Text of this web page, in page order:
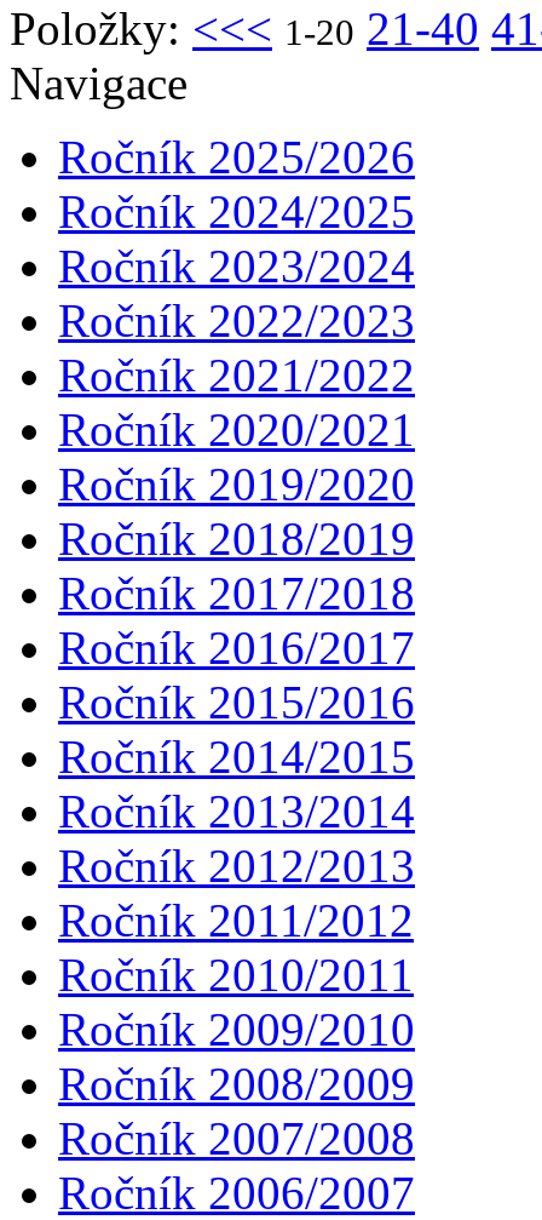
Položky: <<< 1-20 21-40
Navigace
Ročník 2025/2026
Ročník 2024/2025
Ročník 2023/2024
Ročník 2022/2023
Ročník 2021/2022
Ročník 2020/2021
Ročník 2019/2020
Ročník 2018/2019
Ročník 2017/2018
Ročník 2016/2017
Ročník 2015/2016
Ročník 2014/2015
Ročník 2013/2014
Ročník 2012/2013
Ročník 2011/2012
Ročník 2010/2011
Ročník 2009/2010
Ročník 2008/2009
Ročník 2007/2008
Ročník 2006/2007